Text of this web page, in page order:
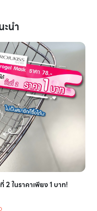
ะนำ
ในราคาเพียง 1 บาท!